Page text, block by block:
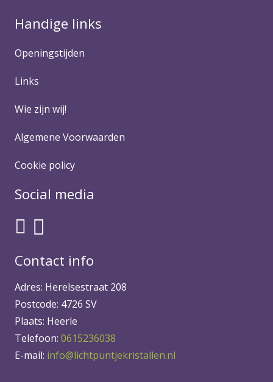
Handige links
Openingstijden
Links
Wie zijn wij!
Algemene Voorwaarden
Cookie policy
Social media
Contact info
Adres: Herelsestraat 208
Postcode: 4726 SV
Plaats: Heerle
Telefoon: 0615236038
E-mail: info@lichtpuntjekristallen.nl